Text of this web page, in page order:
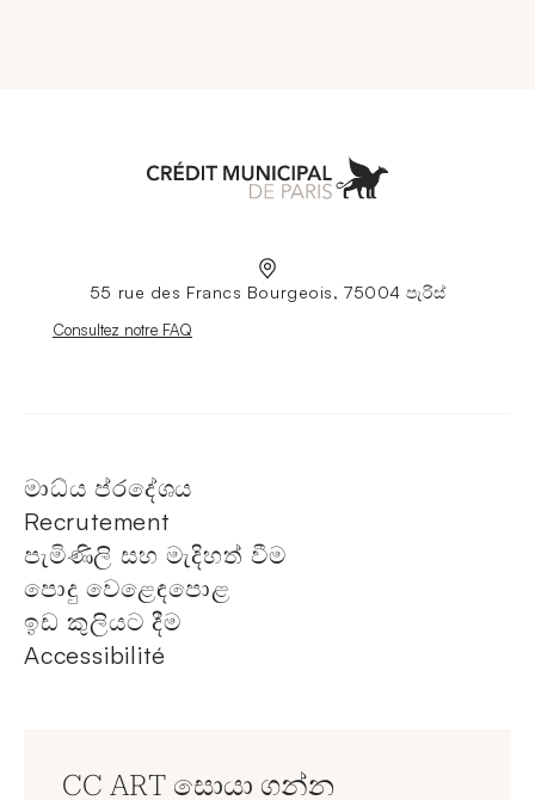
55 rue des Francs Bourgeois, 75004 පැරිස්
Nouvelle fenêtre
Consultez notre FAQ
මාධ්ය ප්රදේශය
Recrutement
පැමිණිලි සහ මැදිහත් වීම
පොදු වෙළෙඳපොළ
ඉඩ කුලියට දීම
Accessibilité
CC ART සොයා ගන්න